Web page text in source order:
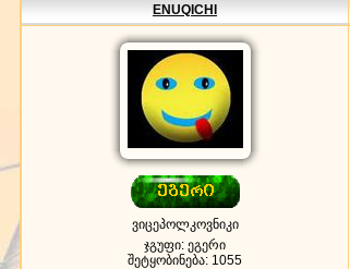
ENUQICHI
ვიცეპოლკოვნიკი
ჯგუფი: ეგერი
შეტყობინება: 1055